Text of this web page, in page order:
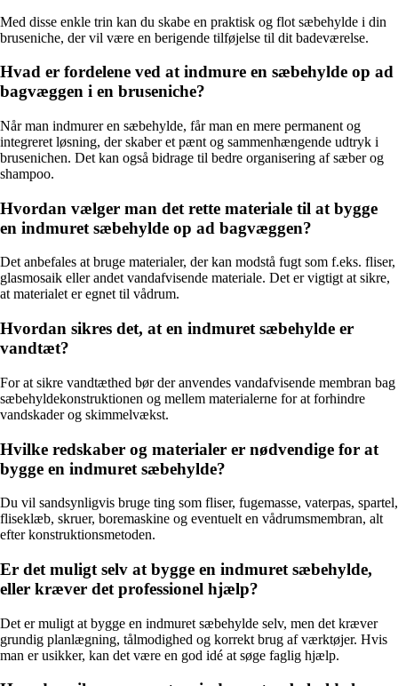
Med disse enkle trin kan du skabe en praktisk og flot sæbehylde i din
bruseniche, der vil være en berigende tilføjelse til dit badeværelse.
Hvad er fordelene ved at indmure en sæbehylde op ad
bagvæggen i en bruseniche?
Når man indmurer en sæbehylde, får man en mere permanent og
integreret løsning, der skaber et pænt og sammenhængende udtryk i
brusenichen. Det kan også bidrage til bedre organisering af sæber og
shampoo.
Hvordan vælger man det rette materiale til at bygge
en indmuret sæbehylde op ad bagvæggen?
Det anbefales at bruge materialer, der kan modstå fugt som f.eks. fliser,
glasmosaik eller andet vandafvisende materiale. Det er vigtigt at sikre,
at materialet er egnet til vådrum.
Hvordan sikres det, at en indmuret sæbehylde er
vandtæt?
For at sikre vandtæthed bør der anvendes vandafvisende membran bag
sæbehyldekonstruktionen og mellem materialerne for at forhindre
vandskader og skimmelvækst.
Hvilke redskaber og materialer er nødvendige for at
bygge en indmuret sæbehylde?
Du vil sandsynligvis bruge ting som fliser, fugemasse, vaterpas, spartel,
fliseklæb, skruer, boremaskine og eventuelt en vådrumsmembran, alt
efter konstruktionsmetoden.
Er det muligt selv at bygge en indmuret sæbehylde,
eller kræver det professionel hjælp?
Det er muligt at bygge en indmuret sæbehylde selv, men det kræver
grundig planlægning, tålmodighed og korrekt brug af værktøjer. Hvis
man er usikker, kan det være en god idé at søge faglig hjælp.